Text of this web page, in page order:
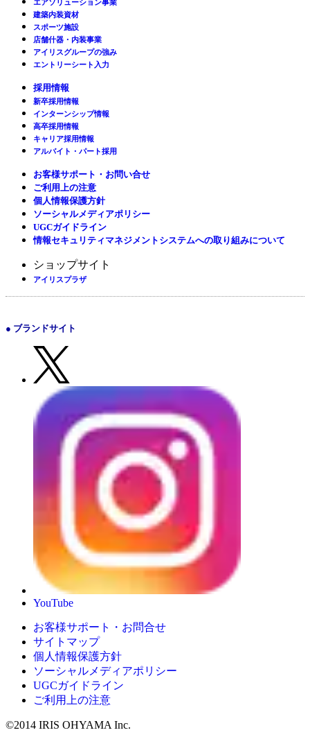
エアソリューション事業
建築内装資材
スポーツ施設
店舗什器・内装事業
アイリスグループの強み
エントリーシート入力
採用情報
新卒採用情報
インターンシップ情報
高卒採用情報
キャリア採用情報
アルバイト・パート採用
お客様サポート・お問い合せ
ご利用上の注意
個人情報保護方針
ソーシャルメディアポリシー
UGCガイドライン
情報セキュリティマネジメントシステムへの取り組みについて
ショップサイト
アイリスプラザ
● ブランドサイト
YouTube
お客様サポート・お問合せ
サイトマップ
個人情報保護方針
ソーシャルメディアポリシー
UGCガイドライン
ご利用上の注意
©2014 IRIS OHYAMA Inc.